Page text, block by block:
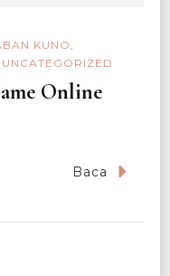
KUNO
UNCATEGORIZED
Online
Baca